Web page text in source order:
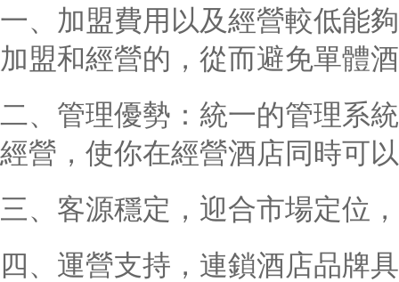
一、加盟費用以及經營較低能
加盟和經營的，從而避免單體
二、管理優勢：統一的管理系
經營，使你在經營酒店同時可
三、客源穩定，迎合市場定位
四、運營支持，連鎖酒店品牌